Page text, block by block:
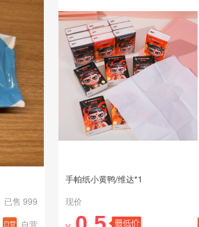
已售 999
自营
手帕纸小黄鸭/维达*1
现价